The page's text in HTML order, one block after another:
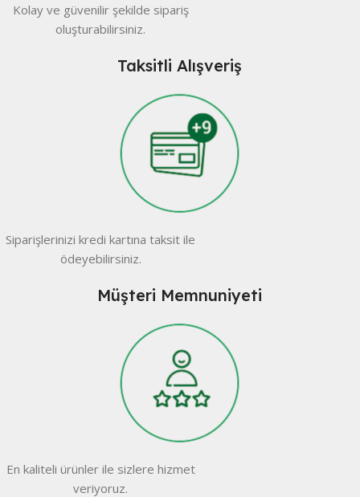
Kolay ve güvenilir şekilde sipariş
oluşturabilirsiniz.
Taksitli Alışveriş
Siparişlerinizi kredi kartına taksit ile
ödeyebilirsiniz.
Müşteri Memnuniyeti
En kaliteli ürünler ile sizlere hizmet
veriyoruz.